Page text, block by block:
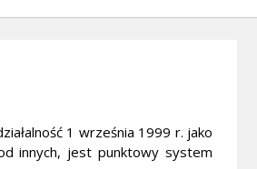
1 września 1999 r. jako
innych, jest punktowy system